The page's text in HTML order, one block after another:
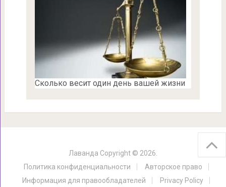
Сколько весит один день вашей жизни
Лаванда Copyright © 2026.
Политика конфиденциальности
Авторское право
Информация для правообладателей
Privacy Policy